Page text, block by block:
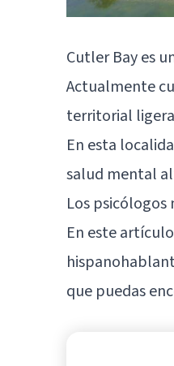
Cutler Bay es
Actualmente
territorial
En esta
salud mental
Los psicólogos
En este
que puedas